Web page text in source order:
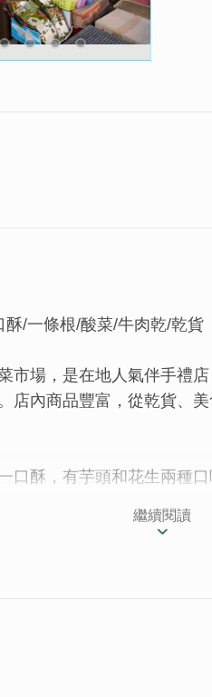
/一條根/酸菜/牛肉乾/乾貨
市場，是在地人氣伴手禮
店內商品豐富，從乾貨、
口酥，有芋頭和花生兩種
繼續閱讀